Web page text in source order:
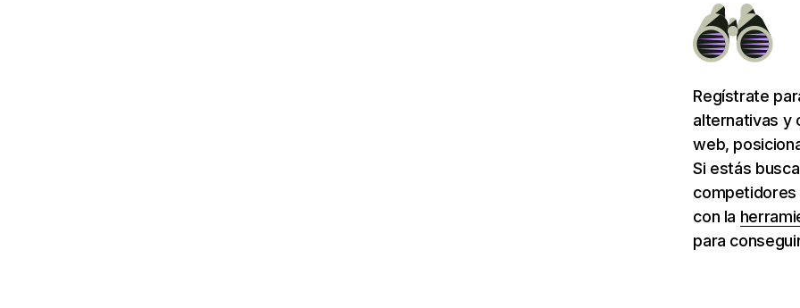
Regístrate
alternativas y
web,
Si estás
competidores
con la
para